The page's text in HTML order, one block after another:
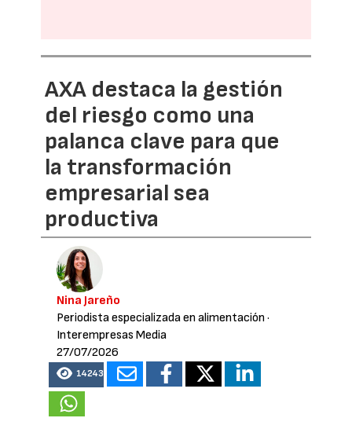
AXA destaca la gestión
del riesgo como una
palanca clave para que
la transformación
empresarial sea
productiva
Nina Jareño
Periodista especializada en alimentación ·
Interempresas Media
27/07/2026
14243